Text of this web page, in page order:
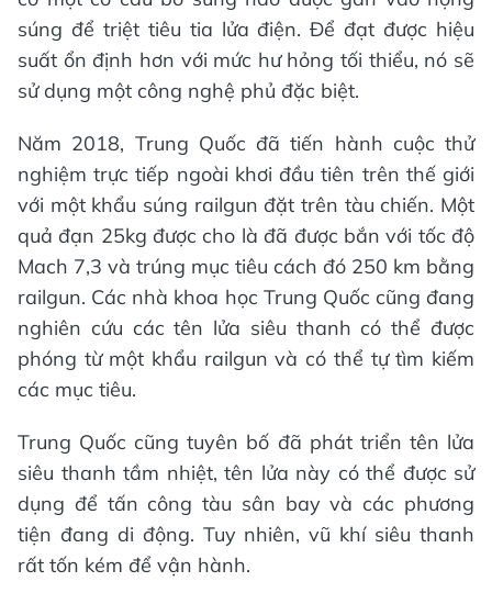
súng để triệt tiêu tia lửa điện. Để đạt được hiệu
suất ổn định hơn với mức hư hỏng tối thiểu, nó sẽ
sử dụng một công nghệ phủ đặc biệt.
Năm 2018, Trung Quốc đã tiến hành cuộc thử
nghiệm trực tiếp ngoài khơi đầu tiên trên thế giới
với một khẩu súng railgun đặt trên tàu chiến. Một
quả đạn 25kg được cho là đã được bắn với tốc độ
Mach 7,3 và trúng mục tiêu cách đó 250 km bằng
railgun. Các nhà khoa học Trung Quốc cũng đang
nghiên cứu các tên lửa siêu thanh có thể được
phóng từ một khẩu railgun và có thể tự tìm kiếm
các mục tiêu.
Trung Quốc cũng tuyên bố đã phát triển tên lửa
siêu thanh tầm nhiệt, tên lửa này có thể được sử
dụng để tấn công tàu sân bay và các phương
tiện đang di động. Tuy nhiên, vũ khí siêu thanh
rất tốn kém để vận hành.